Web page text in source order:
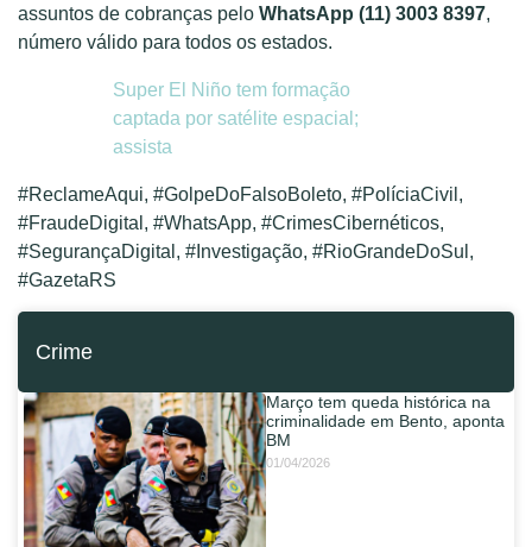
assuntos de cobranças pelo WhatsApp (11) 3003 8397,
número válido para todos os estados.
Super El Niño tem formação
captada por satélite espacial;
assista
#ReclameAqui, #GolpeDoFalsoBoleto, #PolíciaCivil,
#FraudeDigital, #WhatsApp, #CrimesCibernéticos,
#SegurançaDigital, #Investigação, #RioGrandeDoSul,
#GazetaRS
Crime
Março tem queda histórica na
criminalidade em Bento, aponta
BM
01/04/2026